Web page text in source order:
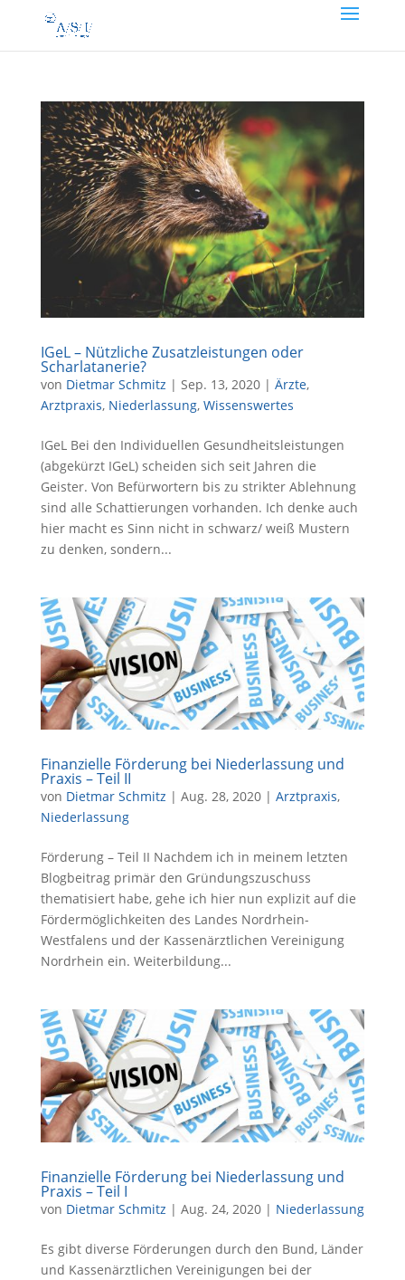
IGeL – Nützliche Zusatzleistungen oder
Scharlatanerie?
von Dietmar Schmitz | Sep. 13, 2020| Ärzte,
Arztpraxis, Niederlassung, Wissenswertes
IGeL Bei den Individuellen Gesundheitsleistungen
(abgekürzt IGeL) scheiden sich seit Jahren die
Geister. Von Befürwortern bis zu strikter Ablehnung
sind alle Schattierungen vorhanden. Ich denke auch
hier macht es Sinn nicht in schwarz/ weiß Mustern
zu denken, sondern...
Finanzielle Förderung bei Niederlassung und
Praxis – Teil II
von Dietmar Schmitz | Aug. 28, 2020| Arztpraxis,
Niederlassung
Förderung – Teil II Nachdem ich in meinem letzten
Blogbeitrag primär den Gründungszuschuss
thematisiert habe, gehe ich hier nun explizit auf die
Fördermöglichkeiten des Landes Nordrhein-
Westfalens und der Kassenärztlichen Vereinigung
Nordrhein ein. Weiterbildung...
Finanzielle Förderung bei Niederlassung und
Praxis – Teil I
von Dietmar Schmitz | Aug. 24, 2020| Niederlassung
Es gibt diverse Förderungen durch den Bund, Länder
und Kassenärztlichen Vereinigungen bei der